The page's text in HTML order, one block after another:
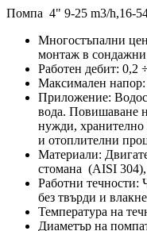
Помпа 4" 9-25 m3/h,16-
Многостъпални
монтаж в сондажни
Работен дебит: 0,2
Максимален
Приложение:
вода. Повишаване
нужди, хранително
и отоплителни
Материали:
стомана (AISI 304),
Работни течности:
без твърди и
Температура на
Диаметър на